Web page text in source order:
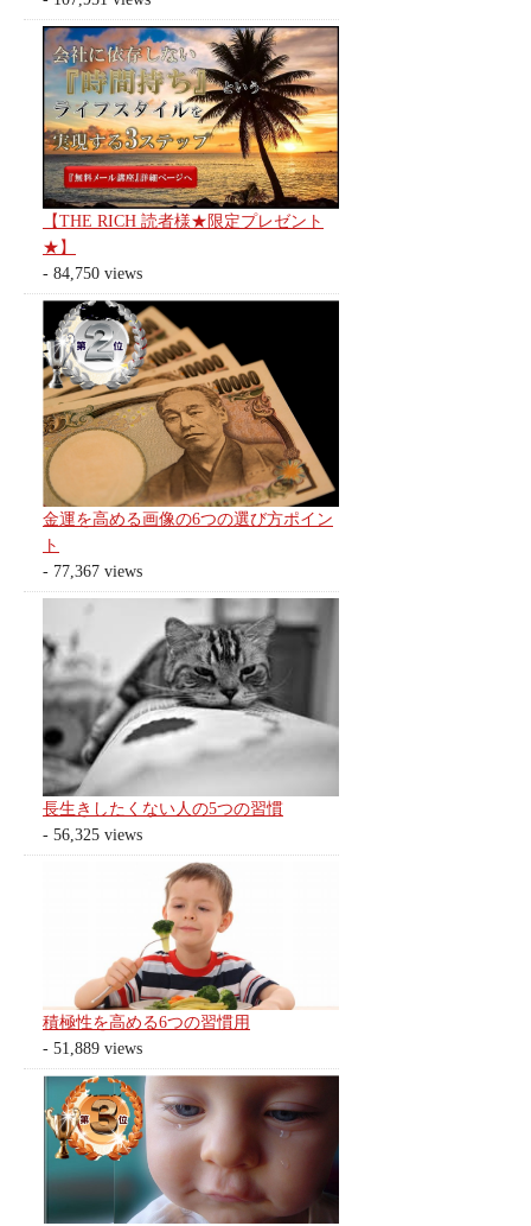
【THE RICH 読者様★限定プレゼント
★】
- 84,750 views
金運を高める画像の6つの選び方ポイン
ト
- 77,367 views
長生きしたくない人の5つの習慣
- 56,325 views
積極性を高める6つの習慣用
- 51,889 views